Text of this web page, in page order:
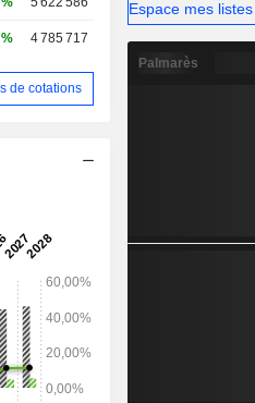
4 785 717
de cotations
Espace mes listes
Palmarès